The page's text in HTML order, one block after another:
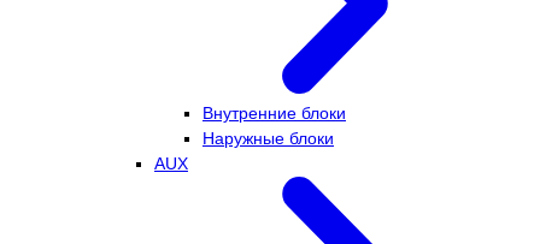
Внутренние блоки
Наружные блоки
AUX